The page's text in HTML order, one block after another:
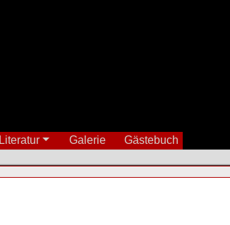
Literatur Galerie Gästebuch